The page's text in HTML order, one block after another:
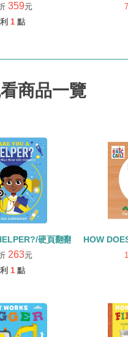
359元
1 點
商品一覽
硬頁翻翻書
263元
1 點
HOW